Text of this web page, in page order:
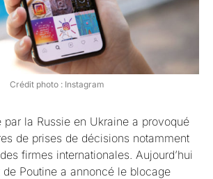
Crédit photo : Instagram
par la Russie en Ukraine a provoqué
de prises de décisions notamment
firmes internationales. Aujourd’hui
Poutine a annoncé le blocage